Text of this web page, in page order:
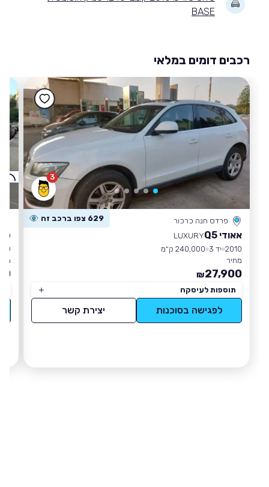
BASE
רכבים דומים במלאי
3
פרדס חנה כרכור 629 צפו ברכב זה
אאודי Q5
LUXURY
2010 יד 3
240,000 ק״מ
מחיר
27,900
₪
תוספות לעיסקה
לפגישה בסוכנות יצירת קשר